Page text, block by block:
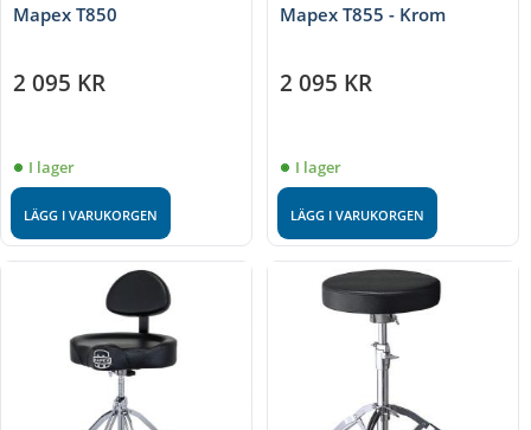
Mapex T850
2 095 KR
I lager
LÄGG I VARUKORGEN
Mapex T855 - Krom
2 095 KR
I lager
LÄGG I VARUKORGEN